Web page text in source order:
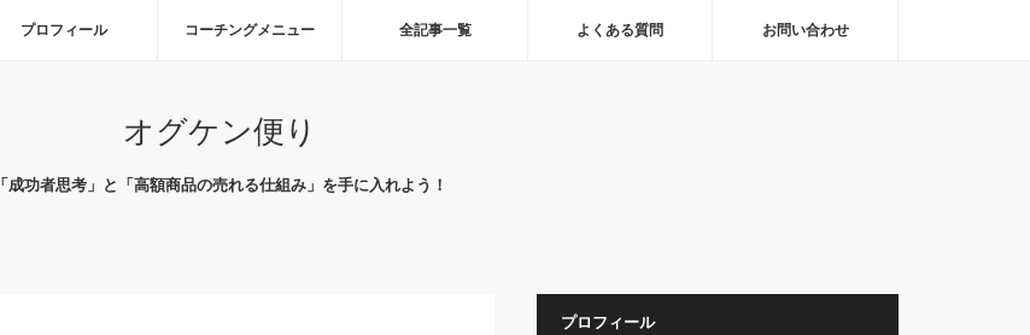
プロフィール コーチングメニュー 全記事一覧 よくある質問 お問い合わせ
オグケン便り
「成功者思考」と「高額商品の売れる仕組み」を手に入れよう！
プロフィール